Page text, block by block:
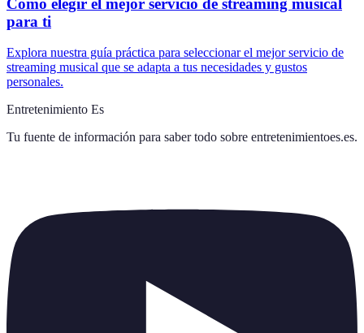
Cómo elegir el mejor servicio de streaming musical
para ti
Explora nuestra guía práctica para seleccionar el mejor servicio de
streaming musical que se adapta a tus necesidades y gustos
personales.
Entretenimiento Es
Tu fuente de información para saber todo sobre entretenimientoes.es.